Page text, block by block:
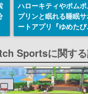
ハローキティやポム
プリンと眠れる睡眠
ートアプリ『ゆめたび
が配信中。キャラご
ASMRや目覚ましアラ
ムも搭載
Sportsに関す